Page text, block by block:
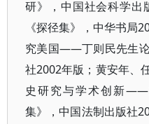
研》，中国社会科学出
《探径集》，中华书局
究美国——丁则民先生
社2002年版；黄安年、
史研究与学术创新
集》，中国法制出版社